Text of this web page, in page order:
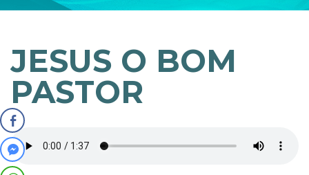
JESUS O BOM
PASTOR